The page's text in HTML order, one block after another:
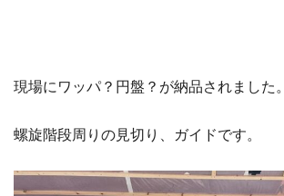
現場にワッパ？円盤？が納品されました。
螺旋階段周りの見切り、ガイドです。